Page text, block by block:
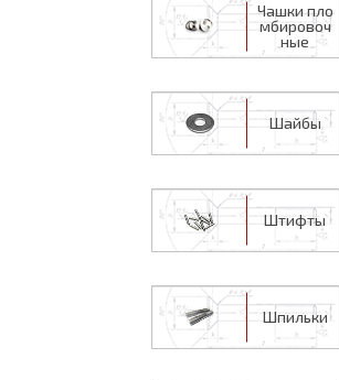
Чашки пло
мбировоч
ные
Шайбы
Штифты
Шпильки